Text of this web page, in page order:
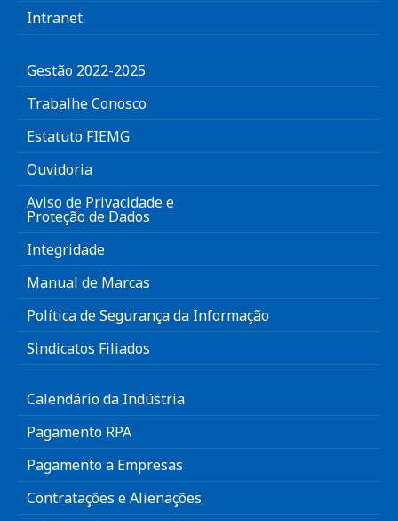
Intranet
Gestão 2022-2025
Trabalhe Conosco
Estatuto FIEMG
Ouvidoria
Aviso de Privacidade e
Proteção de Dados
Integridade
Manual de Marcas
Política de Segurança da Informação
Sindicatos Filiados
Calendário da Indústria
Pagamento RPA
Pagamento a Empresas
Contratações e Alienações